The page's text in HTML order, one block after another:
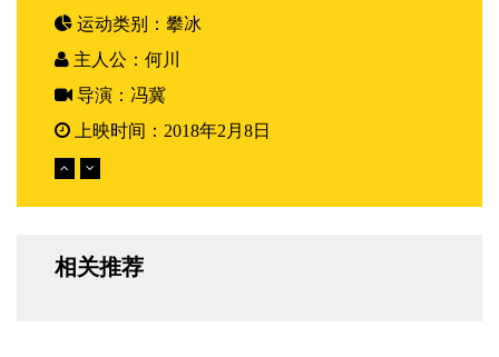
运动类别： 攀冰
主人公： 何川
导演： 冯冀
上映时间： 2018年2月8日
摄影师：
相关推荐